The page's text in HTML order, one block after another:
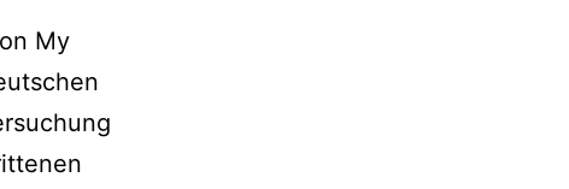
My